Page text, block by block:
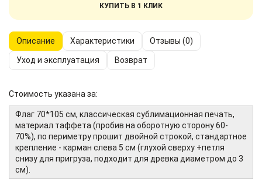
КУПИТЬ В 1 КЛИК
Описание Характеристики Отзывы (0)
Уход и эксплуатация Возврат
Стоимость указана за:
Флаг 70*105 см, классическая сублимационная печать,
материал таффета (пробив на оборотную сторону 60-
70%), по периметру прошит двойной строкой, стандартное
крепление - карман слева 5 см (глухой сверху +петля
снизу для пригруза, подходит для древка диаметром до 3
см).